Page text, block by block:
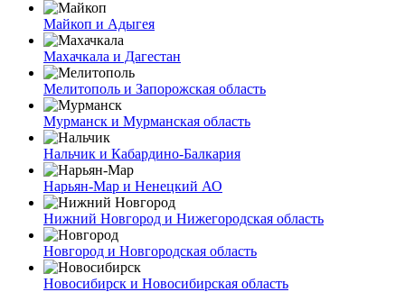
Майкоп и Адыгея
Махачкала и Дагестан
Мелитополь и Запорожская область
Мурманск и Мурманская область
Нальчик и Кабардино-Балкария
Нарьян-Мар и Ненецкий АО
Нижний Новгород и Нижегородская область
Новгород и Новгородская область
Новосибирск и Новосибирская область